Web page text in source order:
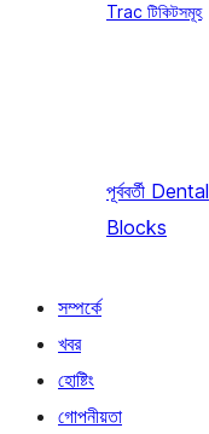
Trac টিকিটসমূহ
পূর্ববর্তী Dental
Blocks
সম্পর্কে
খবর
হোষ্টিং
গোপনীয়তা